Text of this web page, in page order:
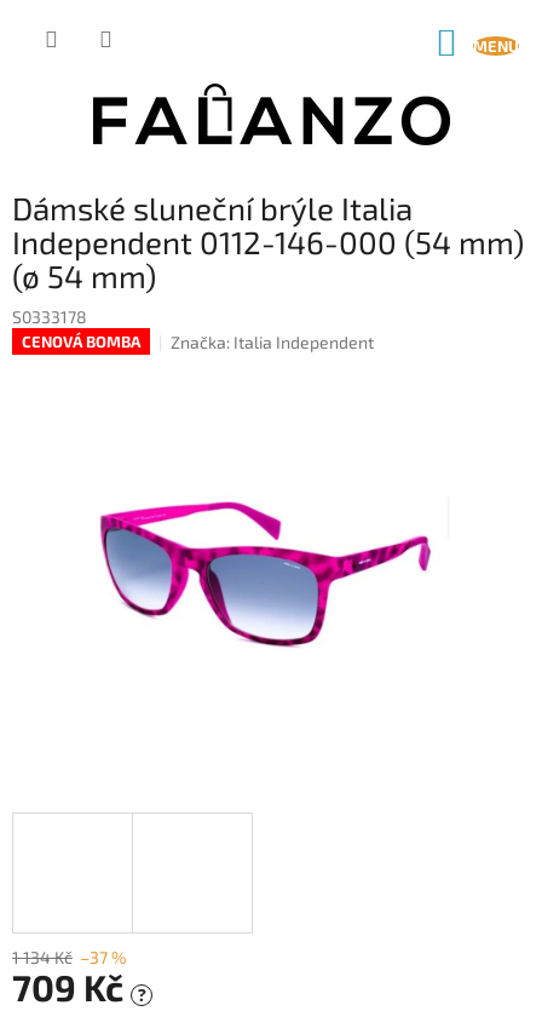
Dámské sluneční brýle Italia
Independent 0112-146-000 (54 mm)
(ø 54 mm)
S0333178
CENOVÁ BOMBA Značka: Italia Independent
1 134 Kč –37 %
709 Kč ?